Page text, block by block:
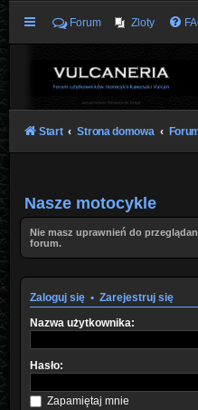
Forum Zloty
Start Strona domowa
Nasze motocykle
Nie masz uprawnień do
forum.
Zaloguj się• Zarejestruj się
Nazwa użytkownika:
Hasło:
Zapamiętaj mnie